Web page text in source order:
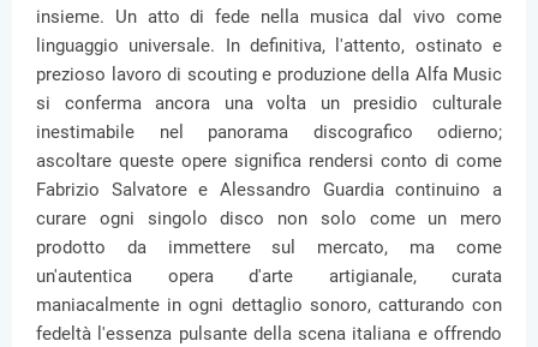
insieme. Un atto di fede nella musica dal vivo come
linguaggio universale. In definitiva, l'attento, ostinato e
prezioso lavoro di scouting e produzione della Alfa Music
si conferma ancora una volta un presidio culturale
inestimabile nel panorama discografico odierno;
ascoltare queste opere significa rendersi conto di come
Fabrizio Salvatore e Alessandro Guardia continuino a
curare ogni singolo disco non solo come un mero
prodotto da immettere sul mercato, ma come
un'autentica opera d'arte artigianale, curata
maniacalmente in ogni dettaglio sonoro, catturando con
fedeltà l'essenza pulsante della scena italiana e offrendo